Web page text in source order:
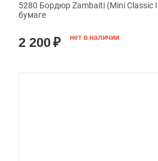
5280 Бордюр Zambaiti (Mini Classic
бумаге
2 200₽ нет в наличии